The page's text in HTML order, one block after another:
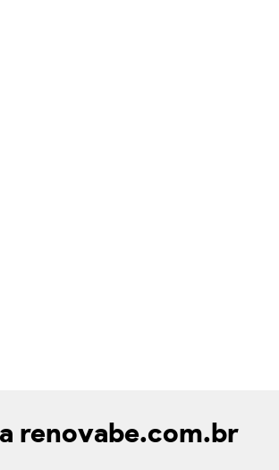
renovabe.com.br